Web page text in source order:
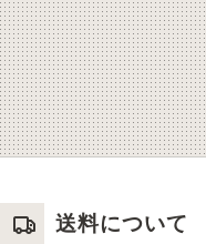
送料について